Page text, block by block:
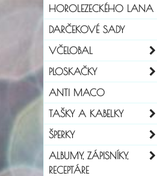
HOROLEZECKÉHO LANA
DARČEKOVÉ SADY
VČELOBAL
PLOSKAČKY
ANTI MACO
TAŠKY A KABELKY
ŠPERKY
ALBUMY, ZÁPISNÍKY,
RECEPTÁRE